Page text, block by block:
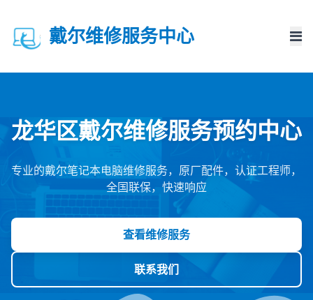
戴尔维修服务中心
龙华区戴尔维修服务预约中心
专业的戴尔笔记本电脑维修服务，原厂配件，认证工程师，
全国联保，快速响应
查看维修服务
联系我们